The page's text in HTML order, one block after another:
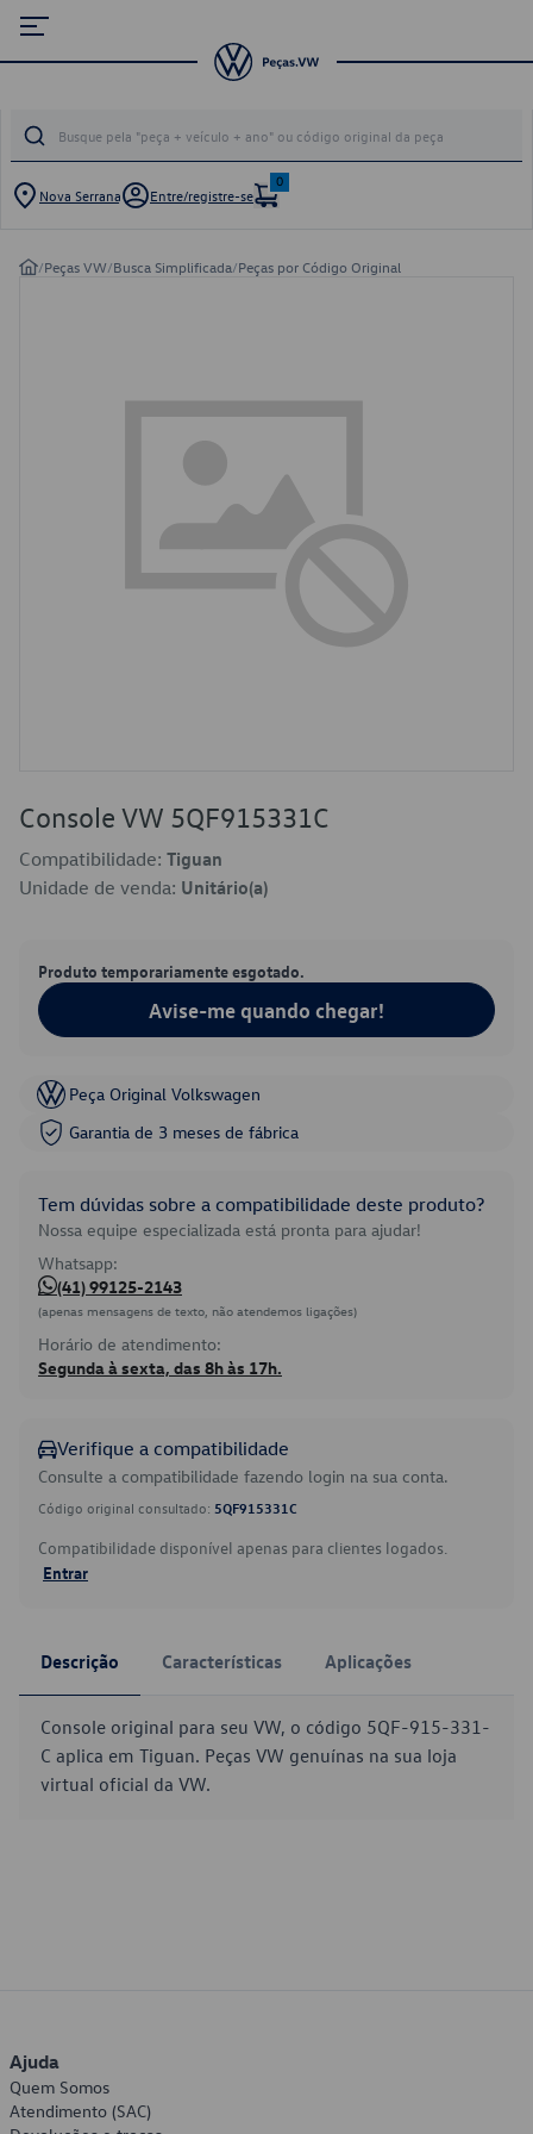
Nova Serrana Entre/registre-se
0
/Peças VW/Busca Simplificada/Peças por Código Original
Console VW 5QF915331C
Compatibilidade: Tiguan
Unidade de venda: Unitário(a)
Produto temporariamente esgotado.
Avise-me quando chegar!
Peça Original Volkswagen
Garantia de 3 meses de fábrica
Tem dúvidas sobre a compatibilidade deste produto?
Nossa equipe especializada está pronta para ajudar!
Whatsapp:
(41) 99125-2143
(apenas mensagens de texto, não atendemos ligações)
Horário de atendimento:
Segunda à sexta, das 8h às 17h.
Verifique a compatibilidade
Consulte a compatibilidade fazendo login na sua conta.
Código original consultado: 5QF915331C
Compatibilidade disponível apenas para clientes logados.
Entrar
Descrição Características Aplicações
Console original para seu VW, o código 5QF-915-331-
C aplica em Tiguan. Peças VW genuínas na sua loja
virtual oficial da VW.
Ajuda
Quem Somos
Atendimento (SAC)